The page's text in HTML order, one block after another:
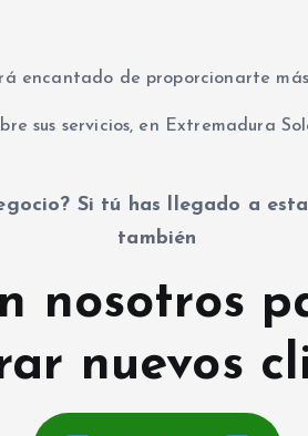
encantado de proporcionarte
sus servicios, en Extremadura
Si tú has llegado a
también
nosotros
nuevos